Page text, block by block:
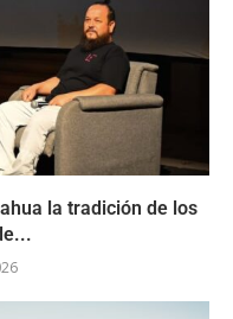
la tradición de los